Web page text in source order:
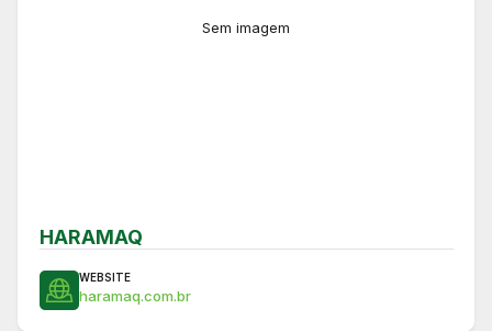
Sem imagem
HARAMAQ
WEBSITE
haramaq.com.br